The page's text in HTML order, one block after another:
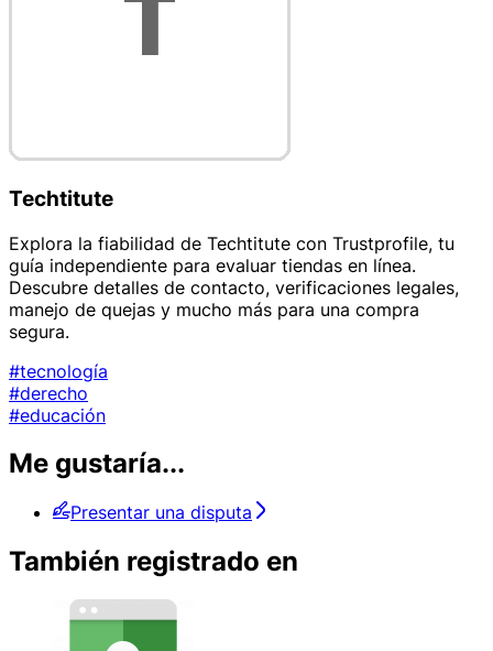
Techtitute
Explora la fiabilidad de Techtitute con Trustprofile, tu
guía independiente para evaluar tiendas en línea.
Descubre detalles de contacto, verificaciones legales,
manejo de quejas y mucho más para una compra
segura.
#tecnología
#derecho
#educación
Me gustaría...
Presentar una disputa
También registrado en